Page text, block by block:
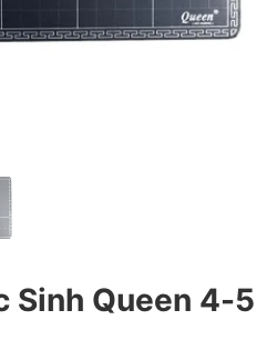
Sinh Queen 4-5